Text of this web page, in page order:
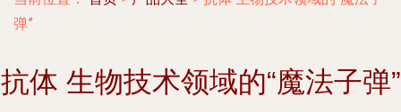
弹”
抗体 生物技术领域的“魔法子弹”